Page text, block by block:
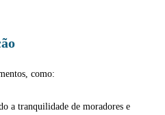
como:
a tranquilidade de moradores e